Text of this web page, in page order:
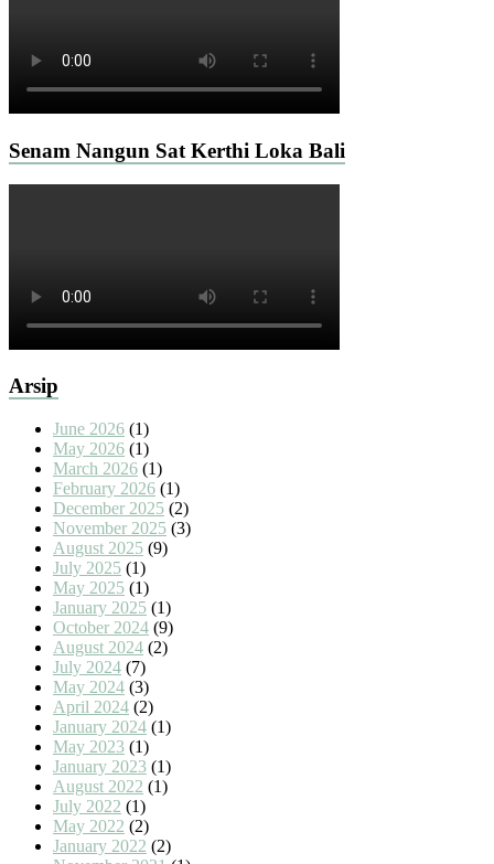
Senam Nangun Sat Kerthi Loka Bali
Arsip
June 2026 (1)
May 2026 (1)
March 2026 (1)
February 2026 (1)
December 2025 (2)
November 2025 (3)
August 2025 (9)
July 2025 (1)
May 2025 (1)
January 2025 (1)
October 2024 (9)
August 2024 (2)
July 2024 (7)
May 2024 (3)
April 2024 (2)
January 2024 (1)
May 2023 (1)
January 2023 (1)
August 2022 (1)
July 2022 (1)
May 2022 (2)
January 2022 (2)